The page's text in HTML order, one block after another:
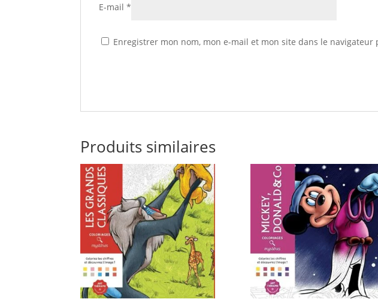
E-mail*
Enregistrer mon nom, mon e-mail et mon site dans le
Produits similaires